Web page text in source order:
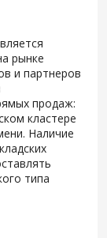
рынке
и партнеров
продаж:
кластере
Наличие
типа